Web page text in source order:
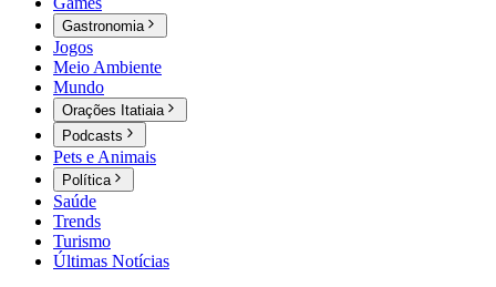
Gastronomia
Jogos
Meio Ambiente
Mundo
Orações Itatiaia
Podcasts
Pets e Animais
Política
Saúde
Trends
Turismo
Últimas Notícias